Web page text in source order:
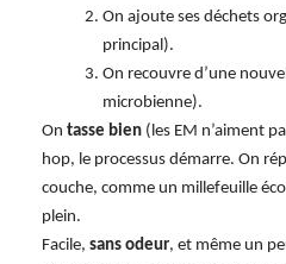
On ajoute ses déchets
principal).
On recouvre d’une
microbienne).
On tasse bien (les EM n’aiment
hop, le processus démarre. On
couche, comme un millefeuille
plein.
Facile, sans odeur, et même un